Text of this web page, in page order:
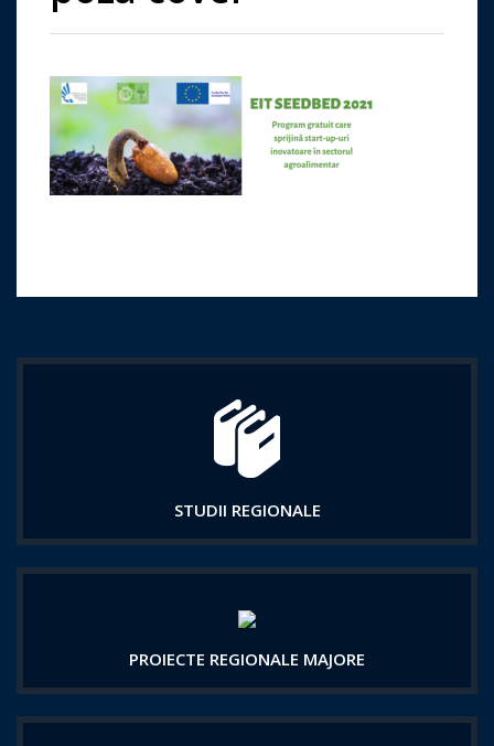
STUDII REGIONALE
PROIECTE REGIONALE MAJORE